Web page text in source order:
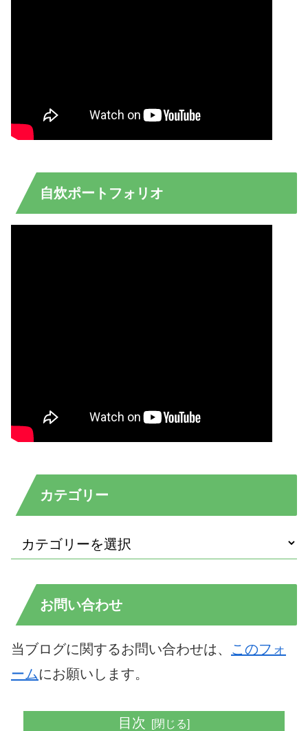
自炊ポートフォリオ
カテゴリー
お問い合わせ
当ブログに関するお問い合わせは、 このフォ
ームにお願いします。
目次